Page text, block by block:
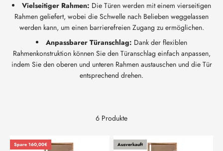
Vielseitiger Rahmen: Die Türen werden mit einem vierseitigen
Rahmen geliefert, wobei die Schwelle nach Belieben weggelassen
werden kann, um einen barrierefreien Zugang zu ermöglichen.
Anpassbarer Türanschlag: Dank der flexiblen
Rahmenkonstruktion können Sie den Türanschlag einfach anpassen,
indem Sie den oberen und unteren Rahmen austauschen und die Tür
entsprechend drehen.
6 Produkte
Spare 160,00€ Ausverkauft